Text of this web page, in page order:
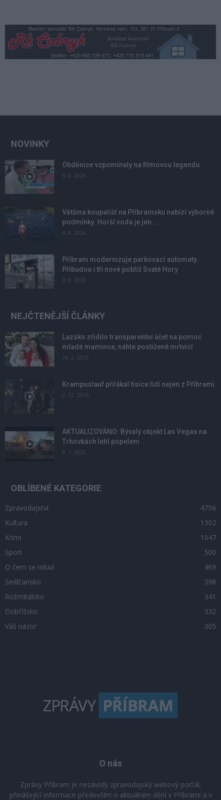
NOVINKY
Obděnice vzpomínaly na filmovou legendu
6. 8. 2026
Většina koupališť na Příbramsku nabízí výborné
podmínky. Horší voda je jen...
4. 8. 2026
Příbram modernizuje parkovací automaty.
Přibudou i tři nové poblíž Svaté Hory
3. 8. 2026
NEJČTENĚJŠÍ ČLÁNKY
Lazsko zřídilo transparentní účet na pomoc
mladé mamince, náhle postižené mrtvicí
14. 2. 2023
Krampuslauf přilákal tisíce lidí nejen z Příbrami
2. 12. 2016
AKTUALIZOVÁNO: Bývalý objekt Las Vegas na
Trhovkách lehl popelem
8. 7. 2023
OBLÍBENÉ KATEGORIE
Zpravodajství
4756
Kultura
1302
Krimi
1047
Sport
500
O čem se mluví
469
Sedlčansko
398
Rožmitálsko
341
Dobříšsko
332
Váš názor
305
O nás
Zprávy Příbram je nezávislý zpravodajský webový portál,
přinášející informace především o aktuálním dění v Příbrami a v